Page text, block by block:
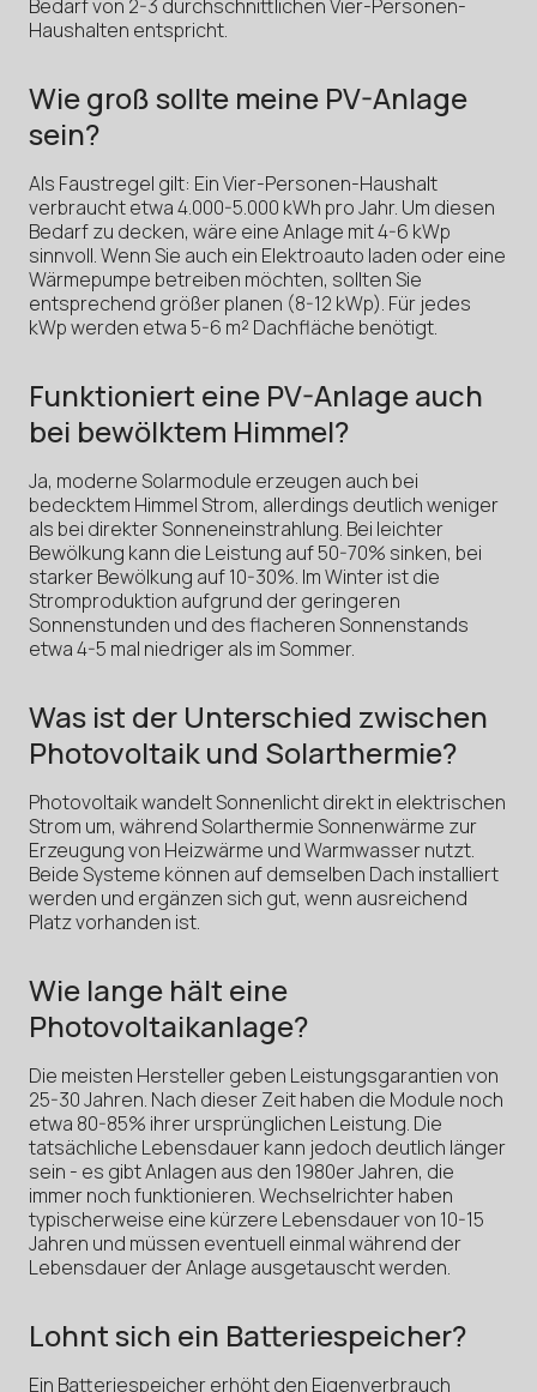
Bedarf von 2-3 durchschnittlichen Vier-Personen-
Haushalten entspricht.
Wie groß sollte meine PV-Anlage
sein?
Als Faustregel gilt: Ein Vier-Personen-Haushalt
verbraucht etwa 4.000-5.000 kWh pro Jahr. Um diesen
Bedarf zu decken, wäre eine Anlage mit 4-6 kWp
sinnvoll. Wenn Sie auch ein Elektroauto laden oder eine
Wärmepumpe betreiben möchten, sollten Sie
entsprechend größer planen (8-12 kWp). Für jedes
kWp werden etwa 5-6 m² Dachfläche benötigt.
Funktioniert eine PV-Anlage auch
bei bewölktem Himmel?
Ja, moderne Solarmodule erzeugen auch bei
bedecktem Himmel Strom, allerdings deutlich weniger
als bei direkter Sonneneinstrahlung. Bei leichter
Bewölkung kann die Leistung auf 50-70% sinken, bei
starker Bewölkung auf 10-30%. Im Winter ist die
Stromproduktion aufgrund der geringeren
Sonnenstunden und des flacheren Sonnenstands
etwa 4-5 mal niedriger als im Sommer.
Was ist der Unterschied zwischen
Photovoltaik und Solarthermie?
Photovoltaik wandelt Sonnenlicht direkt in elektrischen
Strom um, während Solarthermie Sonnenwärme zur
Erzeugung von Heizwärme und Warmwasser nutzt.
Beide Systeme können auf demselben Dach installiert
werden und ergänzen sich gut, wenn ausreichend
Platz vorhanden ist.
Wie lange hält eine
Photovoltaikanlage?
Die meisten Hersteller geben Leistungsgarantien von
25-30 Jahren. Nach dieser Zeit haben die Module noch
etwa 80-85% ihrer ursprünglichen Leistung. Die
tatsächliche Lebensdauer kann jedoch deutlich länger
sein - es gibt Anlagen aus den 1980er Jahren, die
immer noch funktionieren. Wechselrichter haben
typischerweise eine kürzere Lebensdauer von 10-15
Jahren und müssen eventuell einmal während der
Lebensdauer der Anlage ausgetauscht werden.
Lohnt sich ein Batteriespeicher?
Ein Batteriespeicher erhöht den Eigenverbrauch